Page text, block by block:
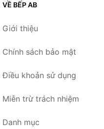
VỀ BẾP AB
Giới thiệu
Chính sách bảo mật
Điều khoản sử dụng
Miễn trừ trách nhiệm
Danh mục